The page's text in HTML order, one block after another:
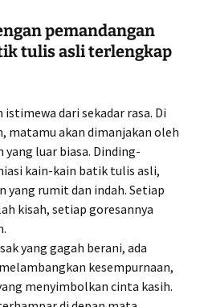
pemandangan
tulis asli terlengkap
istimewa dari sekadar rasa. Di
matamu akan dimanjakan oleh
yang luar biasa. Dinding-
kain-kain batik tulis asli,
yang rumit dan indah. Setiap
kisah, setiap goresannya
yang gagah berani, ada
kesempurnaan,
menyimbolkan cinta kasih.